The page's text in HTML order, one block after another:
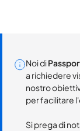
Noi di
a richiedere
nostro
per facilitare
Si prega di